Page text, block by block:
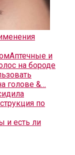
Аптечные и
на бороде
голове &…
по
и есть ли